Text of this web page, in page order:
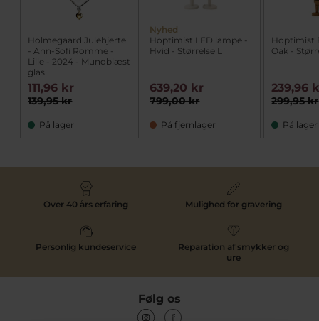
Holmegaard Julehjerte
- Ann-Sofi Romme -
Lille - 2024 - Mundblæst
glas
139,95 kr
111,96 kr
På lager
Nyhed
Hoptimist LED lampe -
Hvid - Størrelse L
799,00 kr
639,20 kr
På fjernlager
Hoptimist
Oak -
299,95 kr
239,96
På lager
Over 40 års erfaring Mulighed for gravering
Personlig kundeservice
Reparation af smykker og
ure
Følg os